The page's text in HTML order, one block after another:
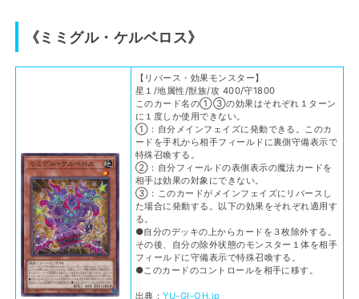
《ミミグル・ケルベロス》
【リバース・効果モンスター】
星１/地属性/獣族/攻 400/守1800
このカード名の①③の効果はそれぞれ１ターン
に１度しか使用できない。
①：自分メインフェイズに発動できる。このカ
ードを手札から相手フィールドに裏側守備表示で
特殊召喚する。
②：自分フィールドの表側表示の魔法カードを
相手は効果の対象にできない。
③：このカードがメインフェイズにリバースし
た場合に発動する。以下の効果をそれぞれ適用す
る。
●自分のデッキの上からカードを３枚除外する。
その後、自分の除外状態のモンスター１体を相手
フィールドに守備表示で特殊召喚する。
●このカードのコントロールを相手に移す。
出典：YU-GI-OH.jp